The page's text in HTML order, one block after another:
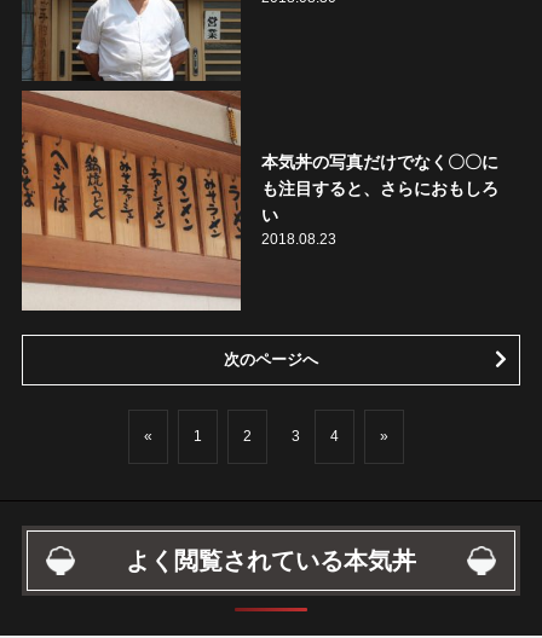
本気丼の写真だけでなく〇〇に
も注目すると、さらにおもしろ
い
2018.08.23
次のページへ
« 1 2 3 4 »
よく閲覧されている本気丼